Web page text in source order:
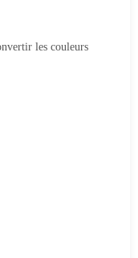
les couleurs